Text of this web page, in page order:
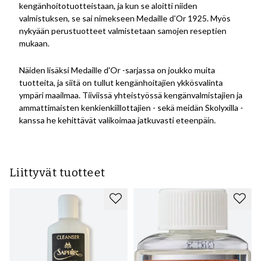
kengänhoitotuotteistaan, ja kun se aloitti niiden
valmistuksen, se sai nimekseen Medaille d'Or 1925. Myös
nykyään perustuotteet valmistetaan samojen reseptien
mukaan.
Näiden lisäksi Medaille d'Or -sarjassa on joukko muita
tuotteita, ja siitä on tullut kengänhoitajien ykkösvalinta
ympäri maailmaa. Tiiviissä yhteistyössä kengänvalmistajien ja
ammattimaisten kenkienkiillottajien - sekä meidän Skolyxilla -
kanssa he kehittävät valikoimaa jatkuvasti eteenpäin.
Liittyvät tuotteet